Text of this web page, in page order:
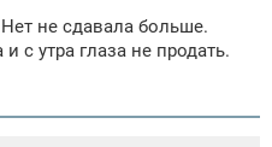
не сдавала больше.
с утра глаза не продать.